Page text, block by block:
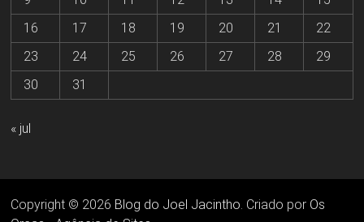
16
17 18 19 20 21
22
23
24 25 26 27 28
29
30
31
« jul
Copyright © 2026 Blog do Joel Jacintho . Criado por Os